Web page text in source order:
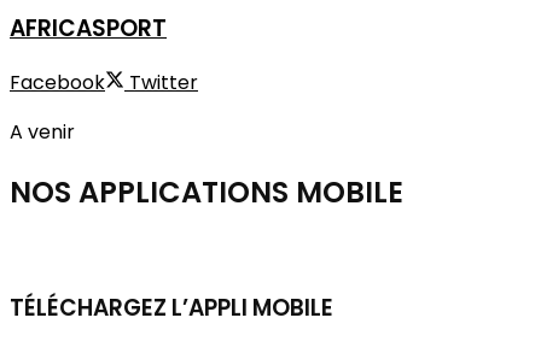
AFRICASPORT
Facebook
Twitter
A venir
NOS APPLICATIONS MOBILE
TÉLÉCHARGEZ L’APPLI MOBILE